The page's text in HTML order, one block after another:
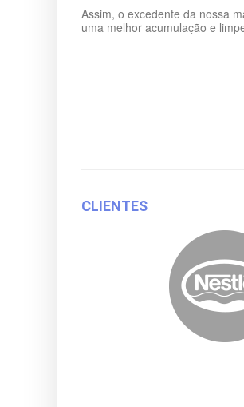
Assim, o excedente da nossa
uma melhor acumulação e
CLIENTES